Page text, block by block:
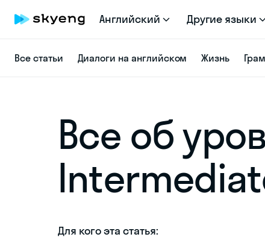
Английский Другие языки
Все статьи Диалоги на английском Жизнь
Все об
Для кого эта статья: